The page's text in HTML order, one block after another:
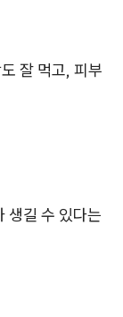
잘 먹고, 피부
생길 수 있다는